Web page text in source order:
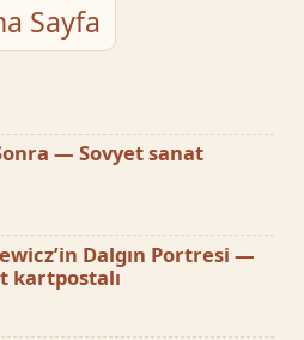
Sayfa
— Sovyet sanat
Dalgın Portresi —
kartpostalı